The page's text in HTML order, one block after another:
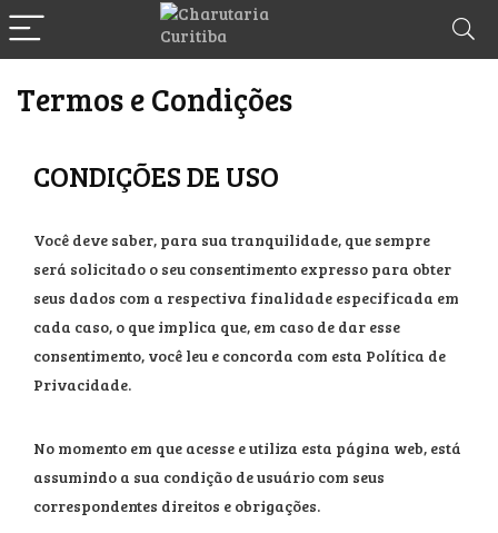
Termos e Condições
CONDIÇÕES DE USO
Você deve saber, para sua tranquilidade, que sempre
será solicitado o seu consentimento expresso para obter
seus dados com a respectiva finalidade especificada em
cada caso, o que implica que, em caso de dar esse
consentimento, você leu e concorda com esta Política de
Privacidade.
No momento em que acesse e utiliza esta página web, está
assumindo a sua condição de usuário com seus
correspondentes direitos e obrigações.